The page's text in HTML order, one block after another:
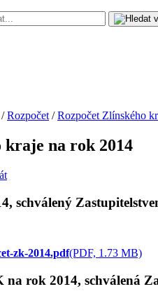
/Rozpočet /Rozpočet Zlínského
kraje na rok 2014
schválený
zk-2014.pdf(PDF, 1.73 MB)
rok 2014, schválená